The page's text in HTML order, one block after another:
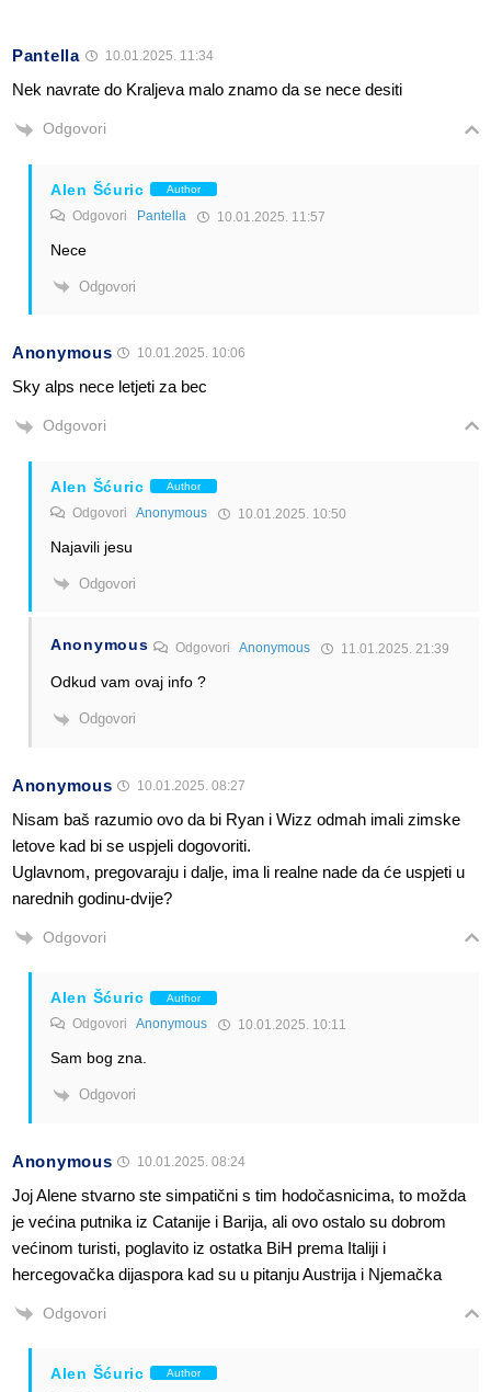
Pantella 10.01.2025. 11:34
Nek navrate do Kraljeva malo znamo da se nece desiti
Odgovori
Alen Šćuric Author
Odgovori Pantella 10.01.2025. 11:57
Nece
Odgovori
Anonymous 10.01.2025. 10:06
Sky alps nece letjeti za bec
Odgovori
Alen Šćuric Author
Odgovori Anonymous 10.01.2025. 10:50
Najavili jesu
Odgovori
Anonymous OdgovoriAnonymous 11.01.2025. 21:39
Odkud vam ovaj info ?
Odgovori
Anonymous 10.01.2025. 08:27
Nisam baš razumio ovo da bi Ryan i Wizz odmah imali zimske
letove kad bi se uspjeli dogovoriti.
Uglavnom, pregovaraju i dalje, ima li realne nade da će uspjeti u
narednih godinu-dvije?
Odgovori
Alen Šćuric Author
Odgovori Anonymous 10.01.2025. 10:11
Sam bog zna.
Odgovori
Anonymous 10.01.2025. 08:24
Joj Alene stvarno ste simpatični s tim hodočasnicima, to možda
je većina putnika iz Catanije i Barija, ali ovo ostalo su dobrom
većinom turisti, poglavito iz ostatka BiH prema Italiji i
hercegovačka dijaspora kad su u pitanju Austrija i Njemačka
Odgovori
Alen Šćuric Author